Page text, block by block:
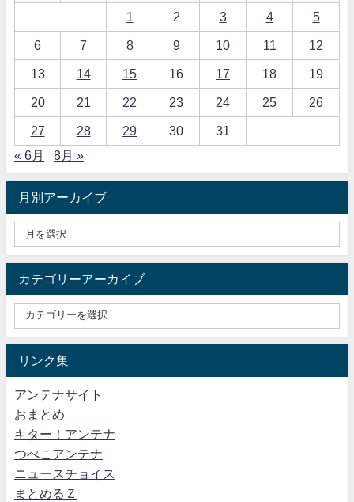
1 2 3 4 5
6 7 8 9 10 11 12
13 14 15 16 17 18 19
20 21 22 23 24 25 26
27 28 29 30
31
« 6月
8月 »
月別アーカイブ
カテゴリーアーカイブ
リンク集
アンテナサイト
おまとめ
キター！アンテナ
つべこアンテナ
ニュースチョイス
まとめるＺ